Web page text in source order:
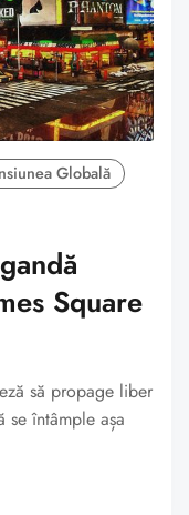
Globală
Square
să propage liber
întâmple așa